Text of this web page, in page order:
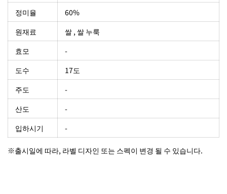
정미율
60%
원재료
쌀 , 쌀 누룩
효모
-
도수
17도
주도
-
산도
-
입하시기
-
※출시일에 따라, 라벨 디자인 또는 스펙이 변경 될 수 있습니다.